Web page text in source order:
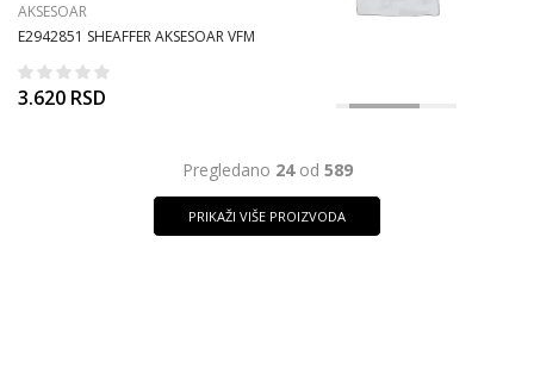
AKSESOAR
E2942851 SHEAFFER AKSESOAR VFM
hemijska olovka Coffee Edition
3.620 RSD
Pregledano 24od 589
PRIKAŽI VIŠE PROIZVODA